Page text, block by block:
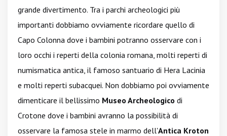
grande divertimento. Tra i parchi archeologici più
importanti dobbiamo ovviamente ricordare quello di
Capo Colonna dove i bambini potranno osservare con i
loro occhi i reperti della colonia romana, molti reperti di
numismatica antica, il famoso santuario di Hera Lacinia
e molti reperti subacquei. Non dobbiamo poi ovviamente
dimenticare il bellissimo Museo Archeologico di
Crotone dove i bambini avranno la possibilità di
osservare la famosa stele in marmo dell'Antica Kroton